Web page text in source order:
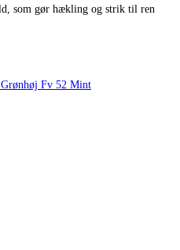
som gør hækling og strik til ren